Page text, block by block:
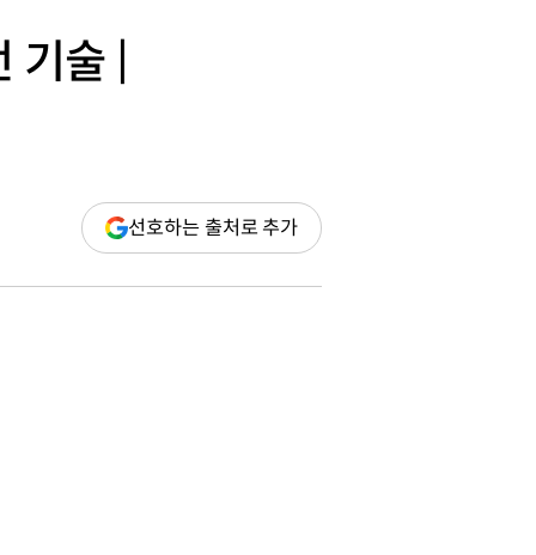
술 |
선호하는 출처로 추가(새
창
열림)